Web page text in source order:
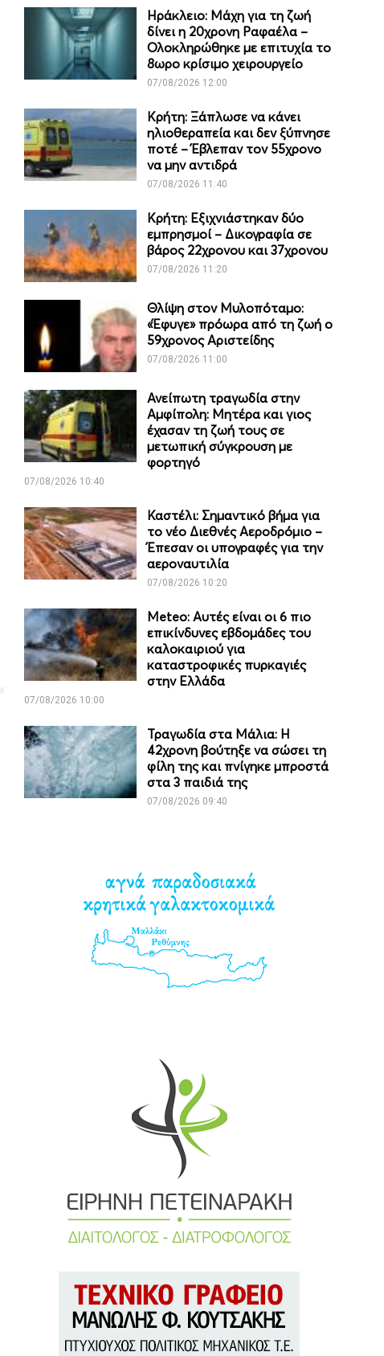
Ηράκλειο: Μάχη για τη ζωή
δίνει η 20χρονη Ραφαέλα –
Ολοκληρώθηκε με επιτυχία το
8ωρο κρίσιμο χειρουργείο
07/08/2026 12:00
Κρήτη: Ξάπλωσε να κάνει
ηλιοθεραπεία και δεν ξύπνησε
ποτέ – Έβλεπαν τον 55χρονο
να μην αντιδρά
07/08/2026 11:40
Κρήτη: Εξιχνιάστηκαν δύο
εμπρησμοί – Δικογραφία σε
βάρος 22χρονου και 37χρονου
07/08/2026 11:20
Θλίψη στον Μυλοπόταμο:
«Έφυγε» πρόωρα από τη ζωή ο
59χρονος Αριστείδης
07/08/2026 11:00
Ανείπωτη τραγωδία στην
Αμφίπολη: Μητέρα και γιος
έχασαν τη ζωή τους σε
μετωπική σύγκρουση με
φορτηγό
07/08/2026 10:40
Καστέλι: Σημαντικό βήμα για
το νέο Διεθνές Αεροδρόμιο –
Έπεσαν οι υπογραφές για την
αεροναυτιλία
07/08/2026 10:20
Meteo: Aυτές είναι οι 6 πιο
επικίνδυνες εβδομάδες του
καλοκαιριού για
καταστροφικές πυρκαγιές
στην Ελλάδα
07/08/2026 10:00
Τραγωδία στα Μάλια: Η
42χρονη βούτηξε να σώσει τη
φίλη της και πνίγηκε μπροστά
στα 3 παιδιά της
07/08/2026 09:40